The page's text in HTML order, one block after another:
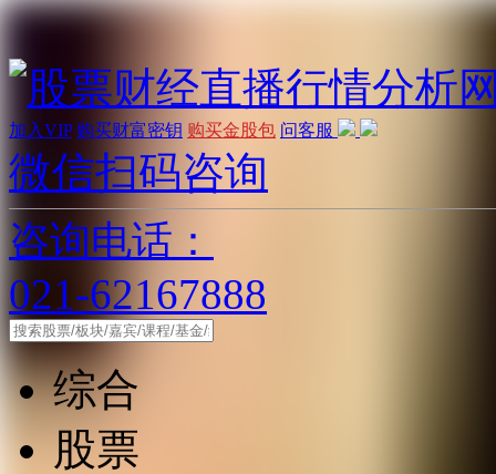
加入VIP 购买财富密钥 购买金股包 问客服
微信扫码咨询
咨询电话：
021-62167888
综合
股票